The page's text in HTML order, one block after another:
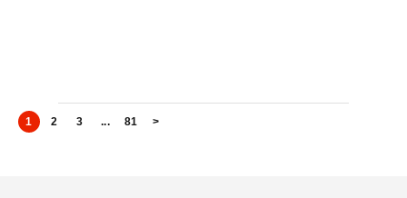
1 2 3 ... 81 >